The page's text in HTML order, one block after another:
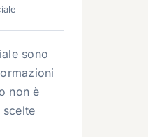
sono
non è